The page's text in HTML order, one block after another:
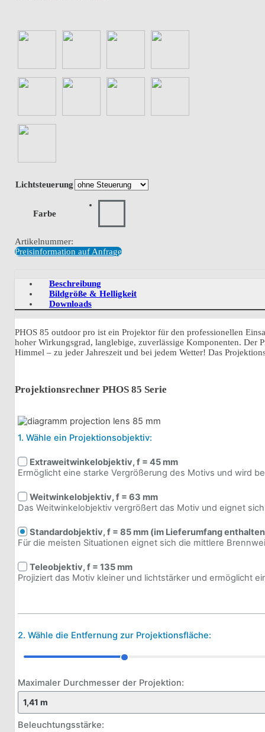
Lichtsteuerung
Farbe
Artikelnummer:
Preisinformation auf Anfrage
Beschreibung
Bildgröße & Helligkeit
Downloads
PHOS 85 outdoor pro ist ein Projektor für den professionellen
hoher Wirkungsgrad, langlebige, zuverlässige Komponenten. Der
Himmel – zu jeder Jahreszeit und bei jedem Wetter! Das
Projektionsrechner PHOS 85 Serie
1. Wähle ein Projektionsobjektiv:
Extra­weit­win­kelobjek­tiv, f = 45 mm
Ermög­licht eine starke Vergrößerung des Motivs und wird
Weit­win­kelobjek­tiv, f = 63 mm
Das Weit­win­kelobjek­tiv vergrößert das Motiv und eignet
Stan­dardobjek­tiv, f = 85 mm (im Lieferumfang
Für die meis­ten Situa­tio­nen eignet sich die mitt­lere
Teleobjek­tiv, f = 135 mm
Projiziert das Motiv klei­ner und licht­stär­ker und ermög­licht
2. Wähle die Entfernung zur Projektionsfläche:
Maximaler Durchmesser der Projektion:
Beleuchtungsstärke: